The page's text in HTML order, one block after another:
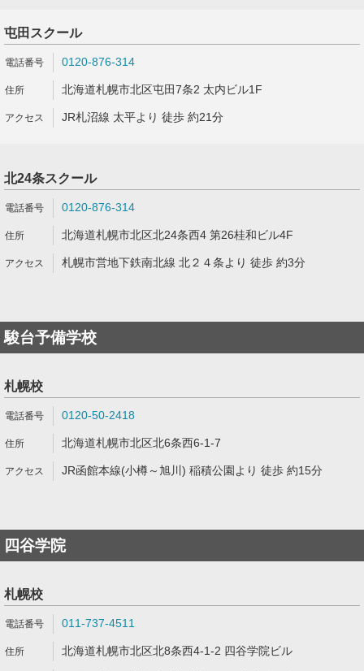
屯田スクール
0120-876-314
北海道札幌市北区屯田7条2 太内ビル1F
JR札沼線 太平より 徒歩 約21分
北24条スクール
0120-876-314
北海道札幌市北区北24条西4 第26桂和ビル4F
札幌市営地下鉄南北線 北２４条より 徒歩 約3分
駿台予備学校
札幌校
0120-50-2418
北海道札幌市北区北6条西6-1-7
JR函館本線(小樽～旭川) 稲積公園より 徒歩 約15分
四谷学院
札幌校
011-737-4511
北海道札幌市北区北8条西4-1-2 四谷学院ビル